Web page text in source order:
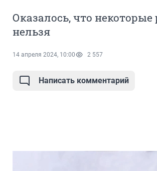
Оказалось, что
нельзя
14 апреля 2024, 10:00 2 557
Написать комментарий